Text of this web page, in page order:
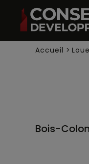
Accueil >
Bois-